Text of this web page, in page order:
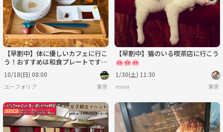
【早割中】体に優しいカフェに行こ
う！おすすめは和食プレートです
🦊🦊🦊
10/18(日) 08:00
ユーフォリア 東京
【早割中】猫のいる喫茶店に行こう
🐽🐽🐽
1/30(土) 11:30
mimi 東京